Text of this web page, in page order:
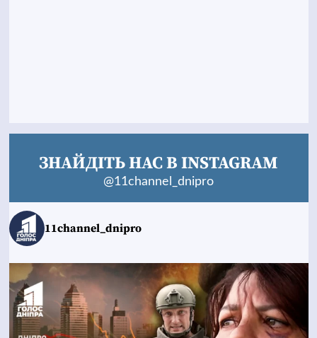
ЗНАЙДІТЬ НАС В INSTAGRAM
@11channel_dnipro
11channel_dnipro